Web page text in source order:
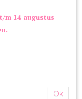
m 14 augustus
Ok